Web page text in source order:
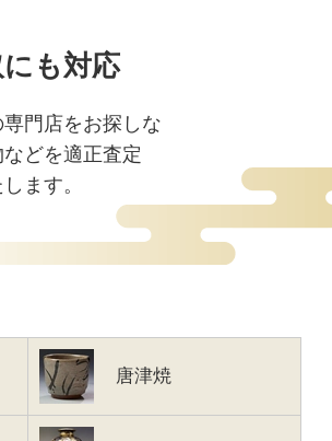
も対応
門店をお探しな
どを適正査定
ます。
唐津焼